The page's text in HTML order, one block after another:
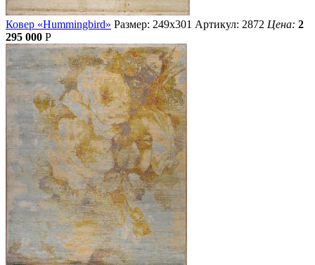
Ковер «Hummingbird» Размер: 249х301 Артикул: 2872 Цена: 2
295 000 Р